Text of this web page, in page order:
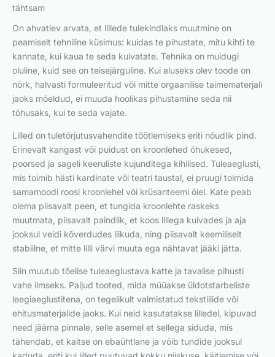
tähtsam
On ahvatlev arvata, et lillede tulekindlaks muutmine on
peamiselt tehniline küsimus: kuidas te pihustate, mitu kihti te
kannate, kui kaua te seda kuivatate. Tehnika on muidugi
oluline, kuid see on teisejärguline. Kui aluseks olev toode on
nõrk, halvasti formuleeritud või mitte orgaanilise taimematerjali
jaoks mõeldud, ei muuda hoolikas pihustamine seda nii
tõhusaks, kui te seda vajate.
Lilled on tuletõrjutusvahendite töötlemiseks eriti nõudlik pind.
Erinevalt kangast või puidust on kroonlehed õhukesed,
poorsed ja sageli keeruliste kujunditega kihilised. Tuleaeglusti,
mis toimib hästi kardinate või teatri taustal, ei pruugi toimida
samamoodi roosi kroonlehel või krüsanteemi õiel. Kate peab
olema piisavalt peen, et tungida kroonlehte raskeks
muutmata, piisavalt paindlik, et koos lillega kuivades ja aja
jooksul veidi kõverdudes liikuda, ning piisavalt keemiliselt
stabiilne, et mitte lilli värvi muuta ega nähtavat jääki jätta.
Siin muutub tõelise tuleaeglustava katte ja tavalise pihusti
vahe ilmseks. Paljud tooted, mida müüakse üldotstarbeliste
leegiaeglustitena, on tegelikult valmistatud tekstiilide või
ehitusmaterjalide jaoks. Kui neid kasutatakse lilledel, kipuvad
need jääma pinnale, selle asemel et sellega siduda, mis
tähendab, et kaitse on ebaühtlane ja võib tundide jooksul